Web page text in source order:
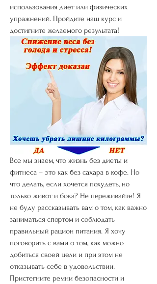
использования диет или физических
упражнений. Пройдите наш курс и
достигните желаемого результата!
Все мы знаем, что жизнь без диеты и
фитнеса – это как без сахара в кофе. Но
что делать, если хочется похудеть, но
только живот и бока? Не переживайте! Я
не буду рассказывать вам о том, как важно
заниматься спортом и соблюдать
правильный рацион питания. Я хочу
поговорить с вами о том, как можно
добиться своей цели и при этом не
отказывать себе в удовольствии.
Пристегните ремни безопасности и